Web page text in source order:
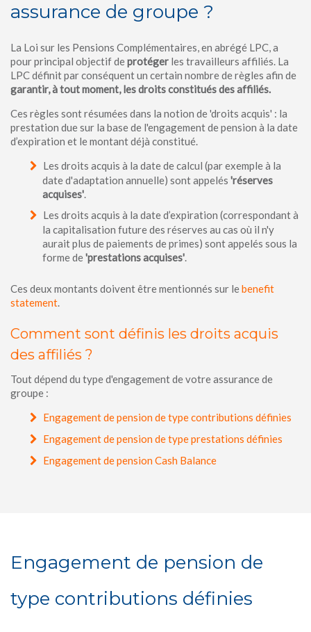
assurance de groupe ?
La Loi sur les Pensions Complémentaires, en abrégé LPC, a
pour principal objectif deprotéger les travailleurs affiliés. La
LPC définit par conséquent un certain nombre de règles afin de
garantir, à tout moment, les droits constitués des affiliés.
Ces règles sont résumées dans la notion de 'droits acquis' : la
prestation due sur la base de l'engagement de pension à la date
d’expiration et le montant déjà constitué.
Les droits acquis à la date de calcul (par exemple à la
date d'adaptation annuelle) sont appelés 'réserves
acquises'.
Les droits acquis à la date d’expiration (correspondant à
la capitalisation future des réserves au cas où il n'y
aurait plus de paiements de primes) sont appelés sous la
forme de'prestations acquises'.
Ces deux montants doivent être mentionnés sur lebenefit
statement.
Comment sont définis les droits acquis
des affiliés ?
Tout dépend du type d'engagement de votre assurance de
groupe :
Engagement de pension de type contributions définies
Engagement de pension de type prestations définies
Engagement de pension Cash Balance
Engagement de pension de
type contributions définies